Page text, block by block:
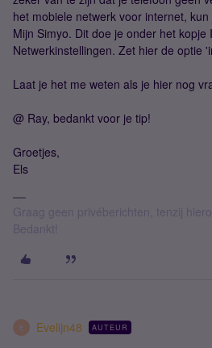
het mobiele netwerk voor internet,
Mijn Simyo. Dit doe je onder het kopje
Netwerkinstellingen. Zet hier de optie
Laat je het me weten als je hier nog
@ Ray, bedankt voor je tip!
Groetjes,
Els
Graag geen privéberichten, tenzij
Bedankt!
E Evelijn48 AUTEUR